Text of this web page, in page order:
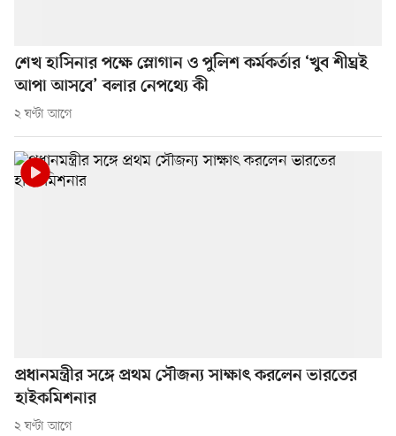
শেখ হাসিনার পক্ষে স্লোগান ও পুলিশ কর্মকর্তার ‘খুব শীঘ্রই
আপা আসবে’ বলার নেপথ্যে কী
২ ঘণ্টা আগে
প্রধানমন্ত্রীর সঙ্গে প্রথম সৌজন্য সাক্ষাৎ করলেন ভারতের
হাইকমিশনার
২ ঘণ্টা আগে